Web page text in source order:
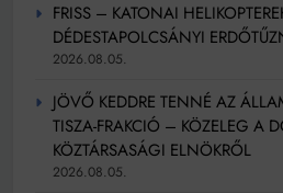
FRISS – KATONAI
DÉDESTAPOLCSÁNYI
2026.08.05.
JÖVŐ KEDDRE TENNÉ AZ
TISZA-FRAKCIÓ – KÖZELEG A
KÖZTÁRSASÁGI ELNÖKRŐL
2026.08.05.